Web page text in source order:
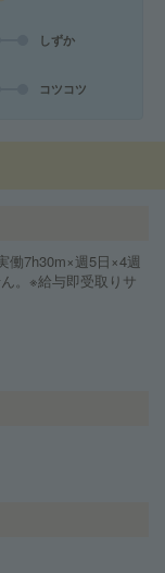
しずか
コツコツ
7h30m×週5日×4週
。※給与即受取りサ